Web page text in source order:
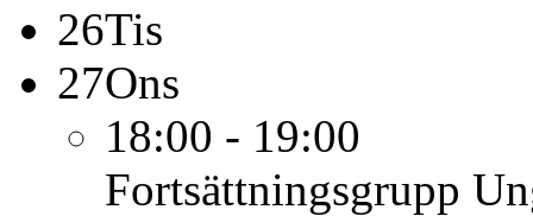
26Tis
27Ons
18:00 - 19:00
Fortsättningsgrupp